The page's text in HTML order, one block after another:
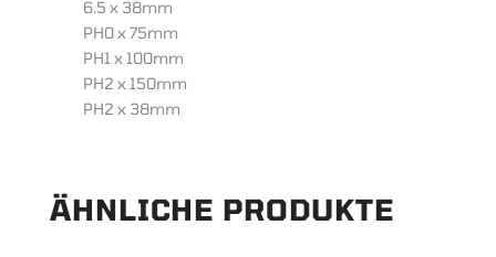
6.5 x 38mm
PH0 x 75mm
PH1 x 100mm
PH2 x 150mm
PH2 x 38mm
ÄHNLICHE PRODUKTE